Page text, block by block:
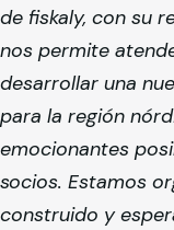
de fiskaly, con su
nos permite
desarrollar una
para la región
emocionantes
socios. Estamos
construido y